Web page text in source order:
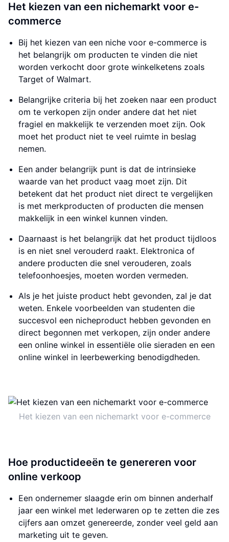
Het kiezen van een nichemarkt voor e-
commerce
Bij het kiezen van een niche voor e-commerce is
het belangrijk om producten te vinden die niet
worden verkocht door grote winkelketens zoals
Target of Walmart.
Belangrijke criteria bij het zoeken naar een product
om te verkopen zijn onder andere dat het niet
fragiel en makkelijk te verzenden moet zijn. Ook
moet het product niet te veel ruimte in beslag
nemen.
Een ander belangrijk punt is dat de intrinsieke
waarde van het product vaag moet zijn. Dit
betekent dat het product niet direct te vergelijken
is met merkproducten of producten die mensen
makkelijk in een winkel kunnen vinden.
Daarnaast is het belangrijk dat het product tijdloos
is en niet snel verouderd raakt. Elektronica of
andere producten die snel verouderen, zoals
telefoonhoesjes, moeten worden vermeden.
Als je het juiste product hebt gevonden, zal je dat
weten. Enkele voorbeelden van studenten die
succesvol een nicheproduct hebben gevonden en
direct begonnen met verkopen, zijn onder andere
een online winkel in essentiële olie sieraden en een
online winkel in leerbewerking benodigdheden.
Het kiezen van een nichemarkt voor e-commerce
Hoe productideeën te genereren voor
online verkoop
Een ondernemer slaagde erin om binnen anderhalf
jaar een winkel met lederwaren op te zetten die zes
cijfers aan omzet genereerde, zonder veel geld aan
marketing uit te geven.